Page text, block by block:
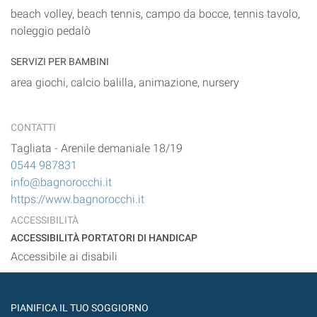
beach volley, beach tennis, campo da bocce, tennis tavolo,
noleggio pedalò
SERVIZI PER BAMBINI
area giochi, calcio balilla, animazione, nursery
CONTATTI
Tagliata - Arenile demaniale 18/19
0544 987831
info@bagnorocchi.it
https://www.bagnorocchi.it
ACCESSIBILITÀ
ACCESSIBILITÀ PORTATORI DI HANDICAP
Accessibile ai disabili
PIANIFICA IL TUO SOGGIORNO